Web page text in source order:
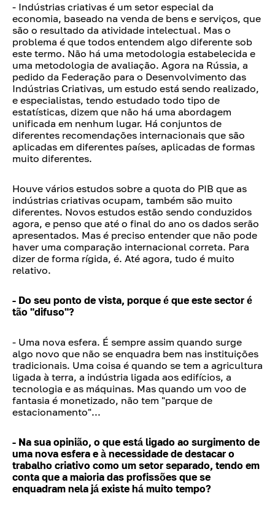
- Indústrias criativas é um setor especial da
economia, baseado na venda de bens e serviços, que
são o resultado da atividade intelectual. Mas o
problema é que todos entendem algo diferente sob
este termo. Não há uma metodologia estabelecida e
uma metodologia de avaliação. Agora na Rússia, a
pedido da Federação para o Desenvolvimento das
Indústrias Criativas, um estudo está sendo realizado,
e especialistas, tendo estudado todo tipo de
estatísticas, dizem que não há uma abordagem
unificada em nenhum lugar. Há conjuntos de
diferentes recomendações internacionais que são
aplicadas em diferentes países, aplicadas de formas
muito diferentes.
Houve vários estudos sobre a quota do PIB que as
indústrias criativas ocupam, também são muito
diferentes. Novos estudos estão sendo conduzidos
agora, e penso que até o final do ano os dados serão
apresentados. Mas é preciso entender que não pode
haver uma comparação internacional correta. Para
dizer de forma rígida, é. Até agora, tudo é muito
relativo.
- Do seu ponto de vista, porque é que este sector é
tão "difuso"?
- Uma nova esfera. É sempre assim quando surge
algo novo que não se enquadra bem nas instituições
tradicionais. Uma coisa é quando se tem a agricultura
ligada à terra, a indústria ligada aos edifícios, a
tecnologia e as máquinas. Mas quando um voo de
fantasia é monetizado, não tem "parque de
estacionamento"...
- Na sua opinião, o que está ligado ao surgimento de
uma nova esfera e à necessidade de destacar o
trabalho criativo como um setor separado, tendo em
conta que a maioria das profissões que se
enquadram nela já existe há muito tempo?